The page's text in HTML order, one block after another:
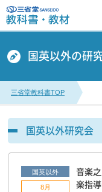
国英以外の研
三省堂教科書TOP
国英以外研究会
国英以外
8月
音楽
楽指